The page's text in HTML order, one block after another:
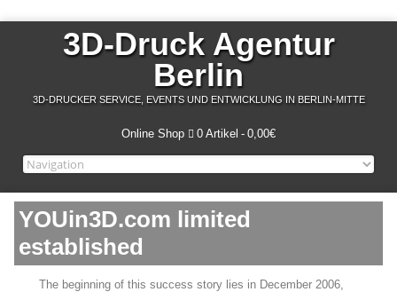
3D-Druck Agentur
Berlin
3D-DRUCKER SERVICE, EVENTS UND ENTWICKLUNG IN BERLIN-MITTE
Online Shop 0 Artikel 0,00€
YOUin3D.com limited
established
The beginning of this success story lies in December 2006,